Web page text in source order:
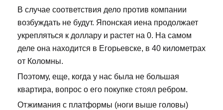
В случае соответствия дело против компании
возбуждать не будут. Японская иена продолжает
укрепляться к доллару и растет на 0. На самом
деле она находится в Егорьевске, в 40 километрах
от Коломны.
Поэтому, еще, когда у нас была не большая
квартира, вопрос о его покупке стоял ребром.
Отжимания с платформы (ноги выше головы)